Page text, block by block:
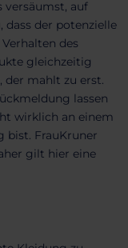
versäumst, auf
dass der potenzielle
des
gleichzeitig
der mahlt zu erst.
lassen
wirklich an einem
bist. FrauKruner
gilt hier eine